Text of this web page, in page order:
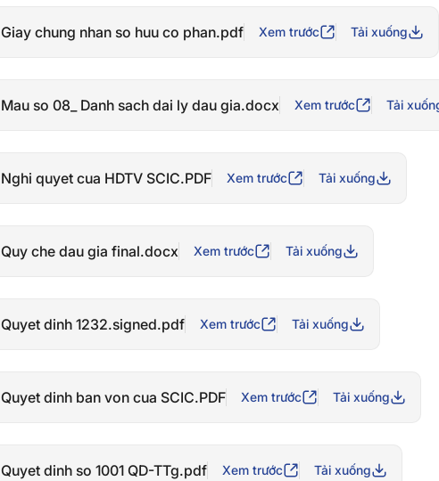
Giay chung nhan so huu co phan.pdf Xem trước Tải xuống
Mau so 08_ Danh sach dai ly dau gia.docx Xem trước Tải
Nghi quyet cua HDTV SCIC.PDF Xem trước Tải xuống
Quy che dau gia final.docx Xem trước Tải xuống
Quyet dinh 1232.signed.pdf Xem trước Tải xuống
Quyet dinh ban von cua SCIC.PDF Xem trước Tải xuống
Quyet dinh so 1001 QD-TTg.pdf Xem trước Tải xuống